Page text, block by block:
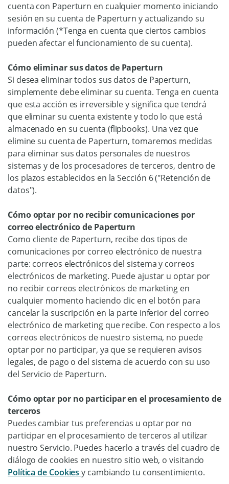
cuenta con Paperturn en cualquier momento iniciando
sesión en su cuenta de Paperturn y actualizando su
información (*Tenga en cuenta que ciertos cambios
pueden afectar el funcionamiento de su cuenta).
Cómo eliminar sus datos de Paperturn
Si desea eliminar todos sus datos de Paperturn,
simplemente debe eliminar su cuenta. Tenga en cuenta
que esta acción es irreversible y significa que tendrá
que eliminar su cuenta existente y todo lo que está
almacenado en su cuenta (flipbooks). Una vez que
elimine su cuenta de Paperturn, tomaremos medidas
para eliminar sus datos personales de nuestros
sistemas y de los procesadores de terceros, dentro de
los plazos establecidos en la Sección 6 ("Retención de
datos").
Cómo optar por no recibir comunicaciones por
correo electrónico de Paperturn
Como cliente de Paperturn, recibe dos tipos de
comunicaciones por correo electrónico de nuestra
parte: correos electrónicos del sistema y correos
electrónicos de marketing. Puede ajustar u optar por
no recibir correos electrónicos de marketing en
cualquier momento haciendo clic en el botón para
cancelar la suscripción en la parte inferior del correo
electrónico de marketing que recibe. Con respecto a los
correos electrónicos de nuestro sistema, no puede
optar por no participar, ya que se requieren avisos
legales, de pago o del sistema de acuerdo con su uso
del Servicio de Paperturn.
Cómo optar por no participar en el procesamiento de
terceros
Puedes cambiar tus preferencias u optar por no
participar en el procesamiento de terceros al utilizar
nuestro Servicio. Puedes hacerlo a través del cuadro de
diálogo de cookies en nuestro sitio web, o visitando
Política de Cookiesy cambiando tu consentimiento.